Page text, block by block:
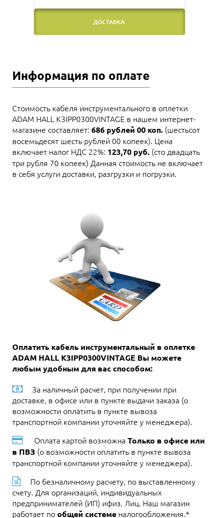
ДОСТАВКА
Информация по оплате
Стоимость кабеля инструментального в оплетки
ADAM HALL K3IPP0300VINTAGE в нашем интернет-
магазине составляет: 686 рублей 00 коп. (шестьсот
восемьдесят шесть рублей 00 копеек). Цена
включает налог НДС 22%: 123,70 руб. (сто двадцать
три рубля 70 копеек) Данная стоимость не включает
в себя услуги доставки, разгрузки и погрузки.
Оплатить кабель инструментальный в оплетке
ADAM HALL K3IPP0300VINTAGE Вы можете
любым удобным для вас способом:
За наличный расчет, при получении при
доставке, в офисе или в пункте выдачи заказа (о
возможности оплатить в пункте вывоза
транспортной компании уточняйте у менеджера).
Оплата картой возможна Только в офисе или
в ПВЗ (о возможности оплатить в пункте вывоза
транспортной компании уточняйте у менеджера).
По безналичному расчету, по выставленному
счету. Для организаций, индивидуальных
предпринимателей (ИП) ифиз. Лиц. Наш магазин
работает пообщей системе налогообложения.*